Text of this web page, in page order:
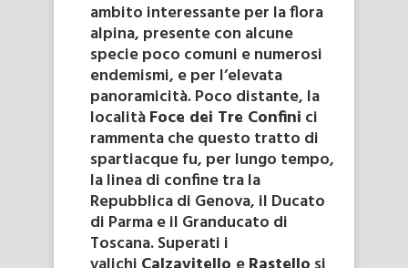
ambito interessante per la flora
alpina, presente con alcune
specie poco comuni e numerosi
endemismi, e per l’elevata
panoramicità. Poco distante, la
localitàFoce dei Tre Confini ci
rammenta che questo tratto di
spartiacque fu, per lungo tempo,
la linea di confine tra la
Repubblica di Genova, il Ducato
di Parma e il Granducato di
Toscana. Superati i